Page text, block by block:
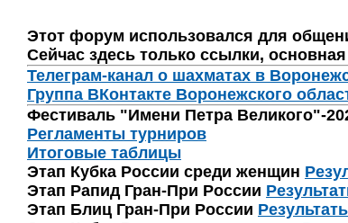
Этот форум использовался для
Сейчас здесь только ссылки,
Телеграм-канал о шахматах в
Группа ВКонтакте Воронежского
Фестиваль "Имени Петра Великого"-
Регламенты турниров
Итоговые таблицы
Этап Кубка России среди женщин
Этап Рапид Гран-При России
Этап Блиц Гран-При России